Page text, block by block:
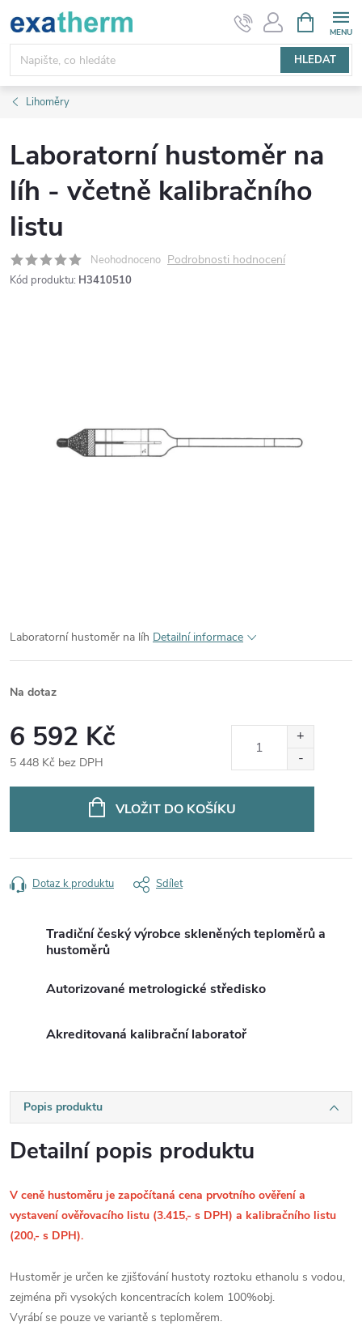
na
obsah
HLEDAT
NÁKUPNÍ
KOŠÍK
Lihoměry
Laboratorní hustoměr na
líh - včetně kalibračního
listu
Neohodnoceno Podrobnosti hodnocení
Kód produktu: H3410510
Laboratorní hustoměr na líh Detailní informace
Na dotaz
6 592 Kč
5 448 Kč bez DPH
VLOŽIT DO KOŠÍKU
Dotaz k produktu Sdílet
Tradiční český výrobce skleněných teploměrů a
hustoměrů
Autorizované metrologické středisko
Akreditovaná kalibrační laboratoř
Popis produktu
Detailní popis produktu
V ceně hustoměru je započítaná cena prvotního ověření a
vystavení ověřovacího listu (3.415,- s DPH) a kalibračního listu
(200,- s DPH).
Hustoměr je určen ke zjišťování hustoty roztoku ethanolu s vodou,
zejména při vysokých koncentracích kolem 100%obj.
Vyrábí se pouze ve variantě s teploměrem.